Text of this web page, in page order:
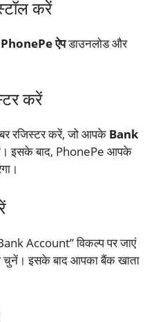
करें
PhonePe ऐपडाउनलोड और
करें
रजिस्टर करें, जो आपके Bank
इसके बाद, PhonePe आपके
Account” विकल्प पर जाएं
चुनें। इसके बाद आपका बैंक खाता